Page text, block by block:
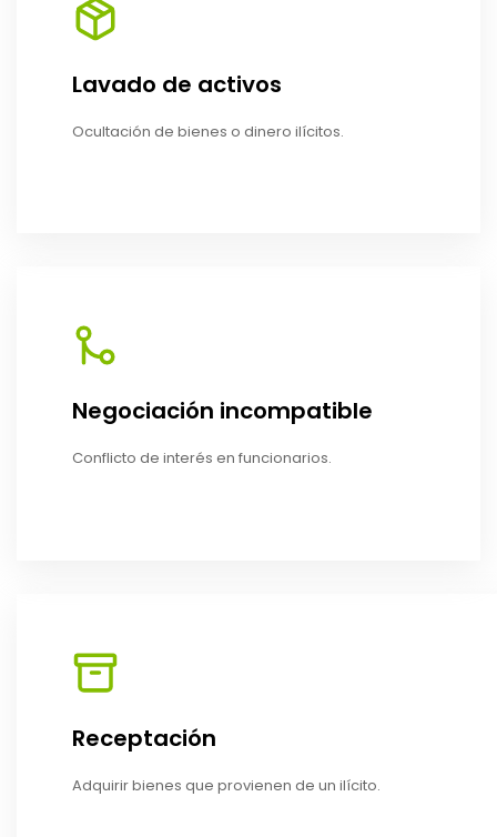
Lavado de activos
Ocultación de bienes o dinero ilícitos.
Negociación incompatible
Conflicto de interés en funcionarios.
Receptación
Adquirir bienes que provienen de un ilícito.